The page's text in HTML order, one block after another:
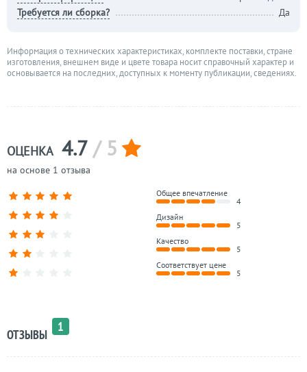
Требуется ли сборка?
Да
Информация о технических характеристиках, комплекте поставки, стране
изготовления, внешнем виде и цвете товара носит справочный характер и
основывается на последних, доступных к моменту публикации, сведениях.
ОЦЕНКА 4.7 / 5
на основе 1 отзыва
Общее впечатление
4
Дизайн
5
Качество
5
Соответствует цене
5
ОТЗЫВЫ
1